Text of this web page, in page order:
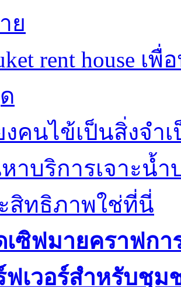
ย
rent house
งคนไข้เป็นสิ่งจำ
าบริการเจาะน้
สิทธิภาพใช่ที่นี่
เซิฟมายคราฟกา
ฟเวอร์สำหรับชุม